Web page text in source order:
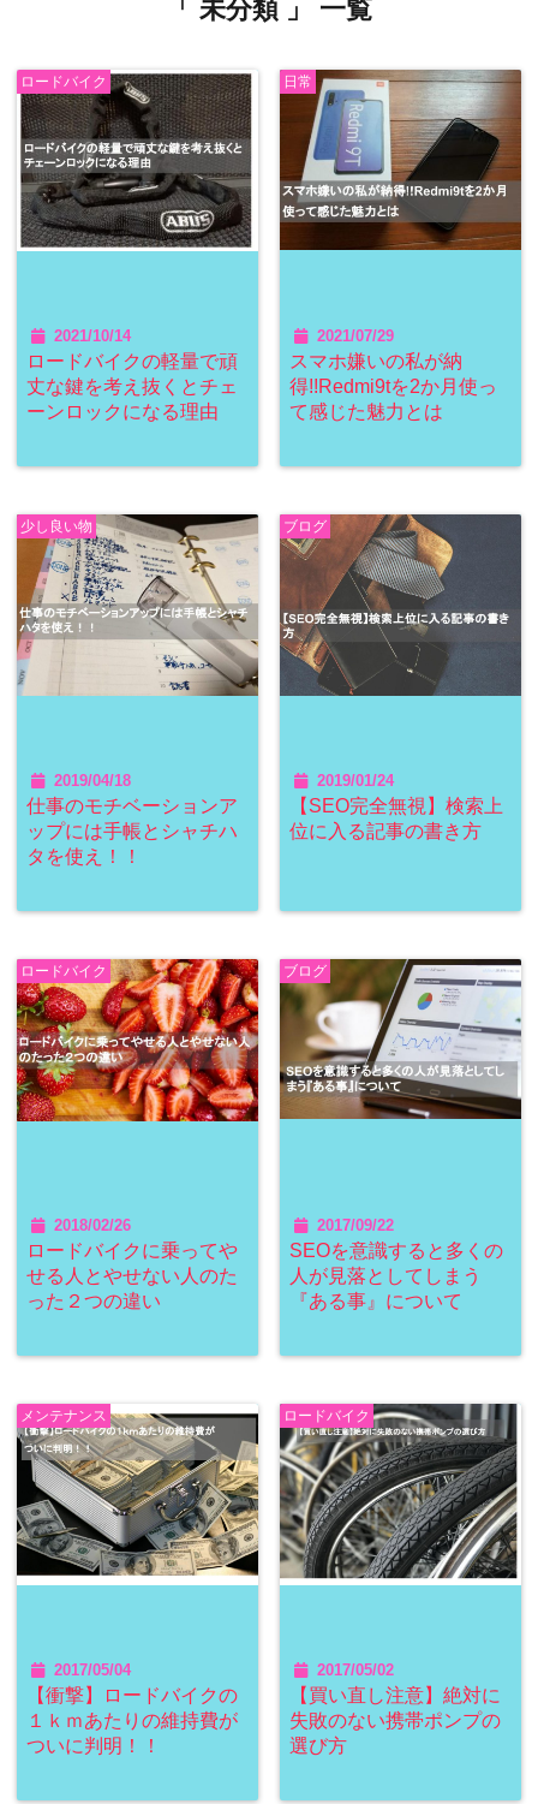
「 未分類 」 一覧
ロードバイク
2021/10/14
ロードバイクの軽量で頑
丈な鍵を考え抜くとチェ
ーンロックになる理由
日常
2021/07/29
スマホ嫌いの私が納
得!!Redmi9tを2か月使っ
て感じた魅力とは
少し良い物
2019/04/18
仕事のモチベーションア
ップには手帳とシャチハ
タを使え！！
ブログ
2019/01/24
【SEO完全無視】検索上
位に入る記事の書き方
ロードバイク
2018/02/26
ロードバイクに乗ってや
せる人とやせない人のた
った２つの違い
ブログ
2017/09/22
SEOを意識すると多くの
人が見落としてしまう
『ある事』について
メンテナンス
2017/05/04
【衝撃】ロードバイクの
１ｋｍあたりの維持費が
ついに判明！！
ロードバイク
2017/05/02
【買い直し注意】絶対に
失敗のない携帯ポンプの
選び方